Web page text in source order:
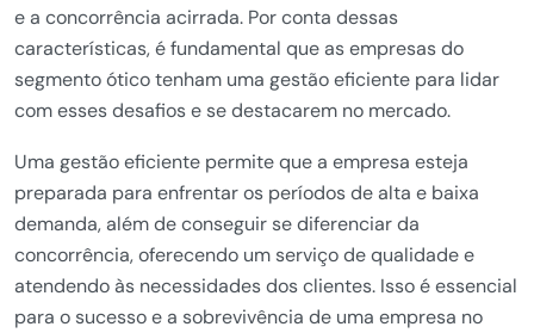
e a concorrência acirrada. Por conta dessas
características, é fundamental que as empresas do
segmento ótico tenham uma gestão eficiente para lidar
com esses desafios e se destacarem no mercado.
Uma gestão eficiente permite que a empresa esteja
preparada para enfrentar os períodos de alta e baixa
demanda, além de conseguir se diferenciar da
concorrência, oferecendo um serviço de qualidade e
atendendo às necessidades dos clientes. Isso é essencial
para o sucesso e a sobrevivência de uma empresa no